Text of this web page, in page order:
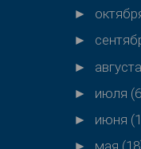
►
►
► августа
► июля
► июня